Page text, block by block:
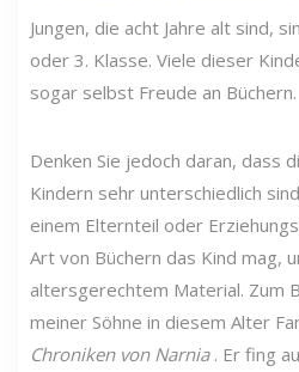
Jungen, die acht Jahre alt sind,
oder 3. Klasse. Viele dieser
sogar selbst Freude an Büchern.
Denken Sie jedoch daran, dass
Kindern sehr unterschiedlich
einem Elternteil oder
Art von Büchern das Kind mag,
altersgerechtem Material. Zum
meiner Söhne in diesem Alter
Chroniken von Narnia. Er fing